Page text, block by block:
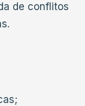
de conflitos